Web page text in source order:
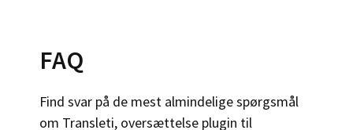
FAQ
Find svar på de mest almindelige spørgsmål
om Transleti, oversættelse plugin til